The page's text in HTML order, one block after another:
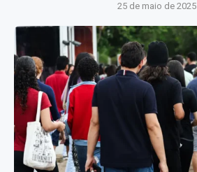
25 de maio de 2025